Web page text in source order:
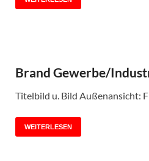
Brand Gewerbe/
Titelbild u. Bild Außenansicht:
WEITERLESEN